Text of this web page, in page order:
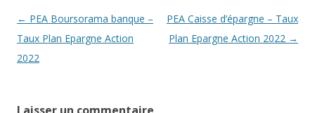
Navigation
des
articles
← PEA Boursorama banque –
Taux Plan Epargne Action
2022
PEA Caisse d’épargne – Taux
Plan Epargne Action 2022 →